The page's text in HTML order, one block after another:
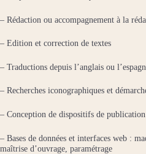
– Rédaction ou accompagnement à la
– Edition et correction de textes
– Traductions depuis l’anglais ou
– Recherches iconographiques et
– Conception de dispositifs de
– Bases de données et interfaces web :
maîtrise d’ouvrage, paramétrage